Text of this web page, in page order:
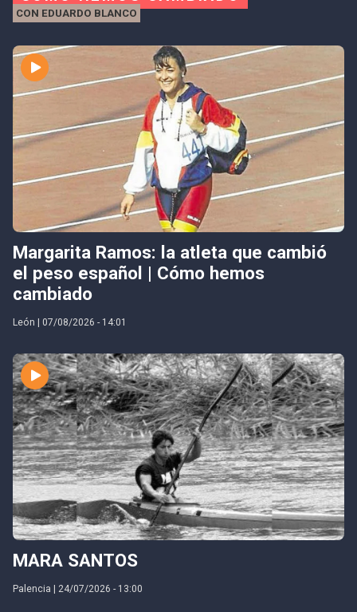
CON EDUARDO BLANCO
Margarita Ramos: la atleta que cambió
el peso español | Cómo hemos
cambiado
León | 07/08/2026 - 14:01
MARA SANTOS
Palencia | 24/07/2026 - 13:00